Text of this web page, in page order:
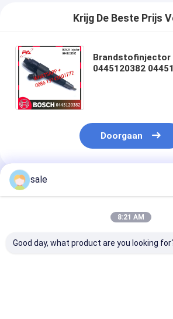
Krijg De Beste Prijs
Brandstofinjector
0445120382
Doorgaan
Geadviseerde Producten
sale
8:21 AM
Good day, what product are you looking